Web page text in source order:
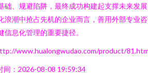
础、规避陷阱，最终成功构建起支撑未来发
浪潮中抢占先机的企业而言，善用外部专业
息化管理的重要捷径。
www.hualongwudao.com/product/
间：2026-08-08 19:59:34